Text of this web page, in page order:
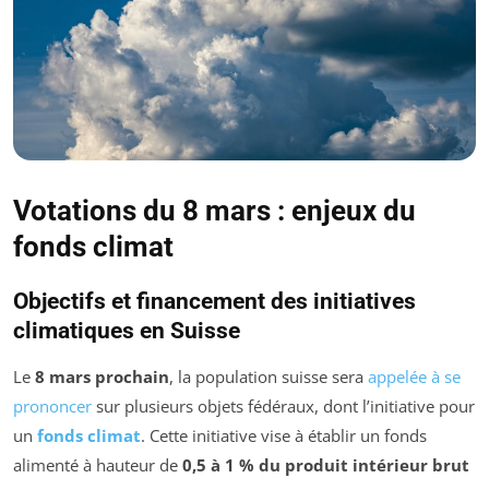
Votations du 8 mars : enjeux du
fonds climat
Objectifs et financement des initiatives
climatiques en Suisse
Le 8 mars prochain, la population suisse sera appelée à se
prononcer sur plusieurs objets fédéraux, dont l’initiative pour
un fonds climat. Cette initiative vise à établir un fonds
alimenté à hauteur de 0,5 à 1 % du produit intérieur brut